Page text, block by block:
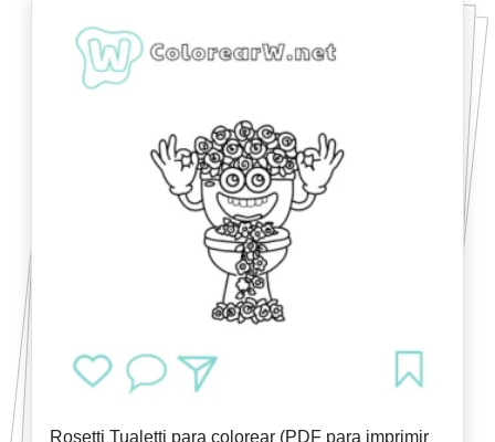
Rosetti Tualetti para colorear (PDF para imprimir